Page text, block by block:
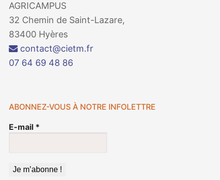
AGRICAMPUS
32 Chemin de Saint-Lazare,
83400 Hyères
contact@cietm.fr
07 64 69 48 86
ABONNEZ-VOUS À NOTRE INFOLETTRE
E-mail *